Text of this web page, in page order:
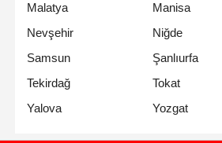
Malatya
Manisa
Nevşehir
Niğde
Samsun
Şanlıurfa
Tekirdağ
Tokat
Yalova
Yozgat